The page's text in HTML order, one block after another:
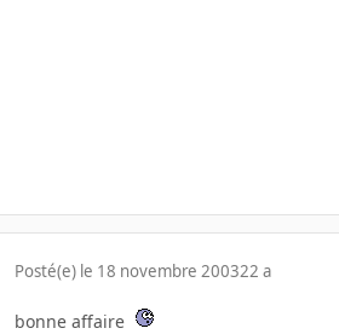
Posté(e) le 18 novembre 200322 a
bonne affaire